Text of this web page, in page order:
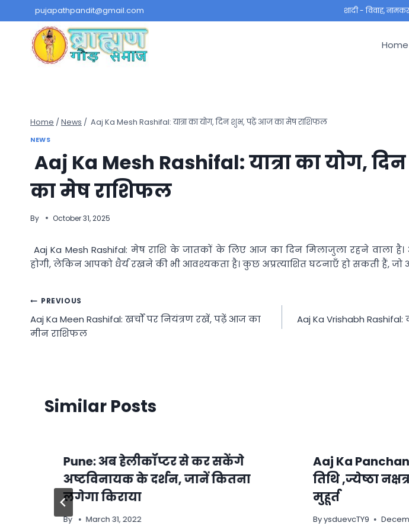
to
content
pujapathpandit@gmail.com शादी - विवाह,
Home
Home / News / Aaj Ka Mesh Rashifal: यात्रा का योग, दिन शुभ, पढ़ें आज का मेष राशिफल
NEWS
Aaj Ka Mesh Rashifal: यात्रा का योग,
का मेष राशिफल
By October 31, 2025
Aaj Ka Mesh Rashifal: मेष राशि के जातकों के लिए आज का दिन मिलाजुला रहने वाला
होगी, लेकिन आपको धैर्य रखने की भी आवश्यकता है। कुछ अप्रत्याशित घटनाएँ हो सकती हैं, जो
Post
navigation
PREVIOUS
Aaj Ka Meen Rashifal: खर्चों पर नियंत्रण रखें, पढ़ें आज का
मीन राशिफल
Aaj Ka Vrishabh
Similar Posts
Pune: अब हेलीकॉप्टर से कर सकेंगे
अष्टविनायक के दर्शन, जानें कितना
लगेगा किराया
By March 31, 2022
Aaj Ka
तिथि ,ज्येष्ठा
मुहूर्त
ByysduevcTY9